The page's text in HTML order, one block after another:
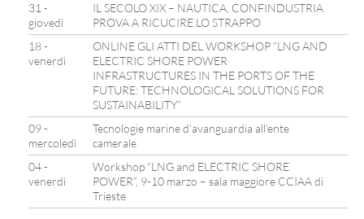
31 -
giovedì
IL SECOLO XIX – NAUTICA, CONFINDUSTRIA
PROVA A RICUCIRE LO STRAPPO
18 -
venerdì
ONLINE GLI ATTI DEL WORKSHOP “LNG AND
ELECTRIC SHORE POWER
INFRASTRUCTURES IN THE PORTS OF THE
FUTURE: TECHNOLOGICAL SOLUTIONS FOR
SUSTAINABILITY”
09 -
mercoledì
Tecnologie marine d’avanguardia all’ente
camerale
04 -
venerdì
Workshop “LNG and ELECTRIC SHORE
POWER”, 9-10 marzo – sala maggiore CCIAA di
Trieste